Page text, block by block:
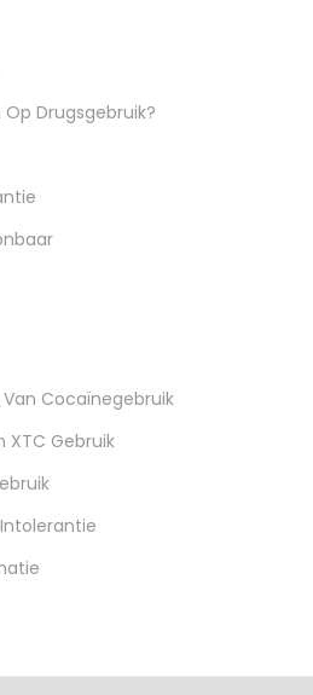
Drugsgebruik?
Cocaïnegebruik
XTC Gebruik